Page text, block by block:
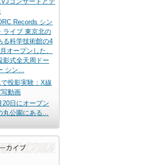
Records シン
ライブ 東京北の
る科学技術館の4
オープンした、
影式全天周ドー
シン...
投影実験：X線
動画
20日にオープン
丸公園にある...